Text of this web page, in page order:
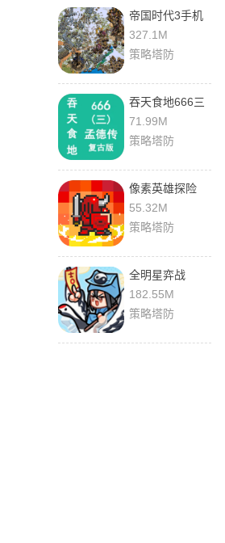
帝国时代3手机
版 1.8.474 最新
版
327.1M
策略塔防
吞天食地666三
孟德传 1.1 安卓
版
71.99M
策略塔防
像素英雄探险
0.50 手机版
55.32M
策略塔防
全明星弈战
1.0.15 安卓版
182.55M
策略塔防